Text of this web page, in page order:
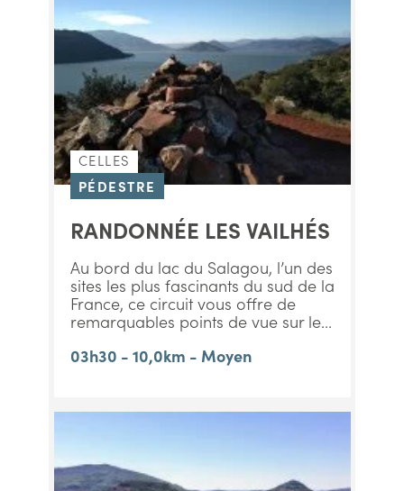
CELLES
PÉDESTRE
RANDONNÉE LES VAILHÉS
Au bord du lac du Salagou, l’un des
sites les plus fascinants du sud de la
France, ce circuit vous offre de
remarquables points de vue sur le...
03h30 - 10,0km - Moyen